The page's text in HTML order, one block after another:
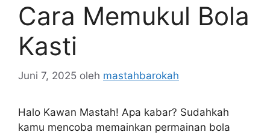
Cara Memukul Bola
Kasti
Juni 7, 2025 oleh mastahbarokah
Halo Kawan Mastah! Apa kabar? Sudahkah
kamu mencoba memainkan permainan bola